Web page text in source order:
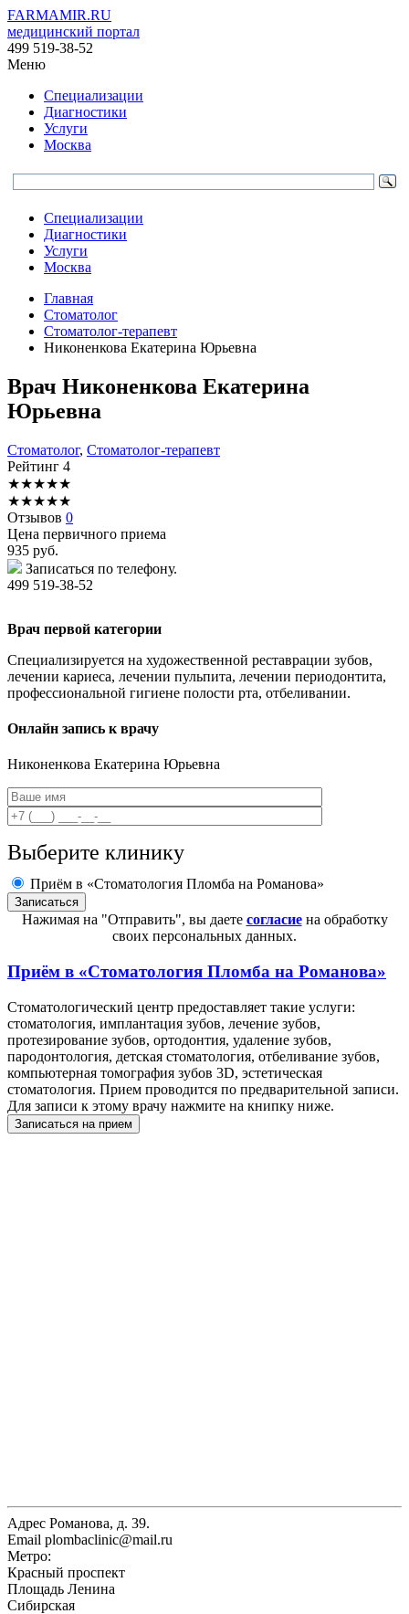
FARMAMIR.RU
медицинский портал
499 519-38-52
Меню
Специализации
Диагностики
Услуги
Москва
Специализации
Диагностики
Услуги
Москва
Главная
Стоматолог
Стоматолог-терапевт
Никоненкова Екатерина Юрьевна
Врач Никоненкова Екатерина
Юрьевна
Стоматолог, Стоматолог-терапевт
Рейтинг 4
★★★★★
★★★★★
Отзывов 0
Цена первичного приема
935 руб.
Записаться по телефону.
499 519-38-52
Врач первой категории
Специализируется на художественной реставрации зубов,
лечении кариеса, лечении пульпита, лечении периодонтита,
профессиональной гигиене полости рта, отбеливании.
Онлайн запись к врачу
Никоненкова Екатерина Юрьевна
Выберите клинику
Приём в «Стоматология Пломба на Романова»
Нажимая на "Отправить", вы даете согласиена обработку
своих персональных данных.
Приём в «Стоматология Пломба на Романова»
Стоматологический центр предоставляет такие услуги:
стоматология, имплантация зубов, лечение зубов,
протезирование зубов, ортодонтия, удаление зубов,
пародонтология, детская стоматология, отбеливание зубов,
компьютерная томография зубов 3D, эстетическая
стоматология. Прием проводится по предварительной записи.
Для записи к этому врачу нажмите на книпку ниже.
Записаться на прием
Адрес Романова, д. 39.
Email plombaclinic@mail.ru
Метро:
Красный проспект
Площадь Ленина
Сибирская